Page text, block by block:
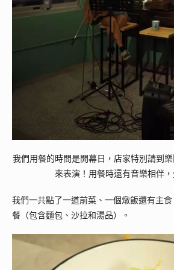
我們用餐的時間是開幕日，店家特別請到
來表演！用餐時還有音樂相伴，
我們一共點了一道前菜、一個燉飯還有主
餐（包含麵包、沙拉和湯品）。